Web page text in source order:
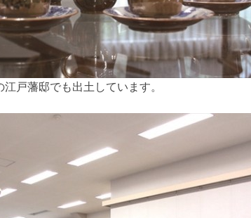
戸藩邸でも出土しています。